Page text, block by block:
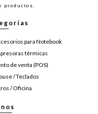
productos.
para Notebook
térmicas
de venta (POS)
/ Teclados
/ Oficina